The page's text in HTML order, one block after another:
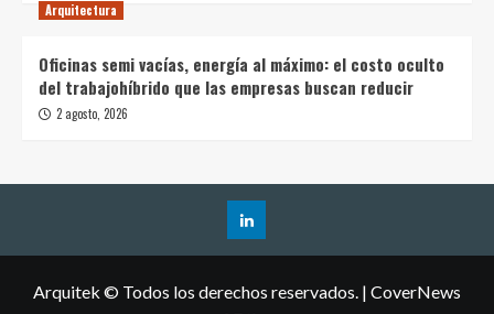
Arquitectura
Oficinas semi vacías, energía al máximo: el costo oculto
del trabajohíbrido que las empresas buscan reducir
2 agosto, 2026
Arquitek © Todos los derechos reservados. | CoverNews